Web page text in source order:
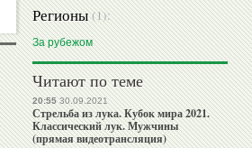
Регионы(1):
За рубежом
Читают по теме
20:5530.09.2021
Стрельба из лука. Кубок мира 2021.
Классический лук. Мужчины
(прямая видеотрансляция)